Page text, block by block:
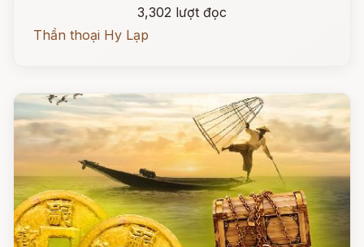
3,302 lượt đọc
Thần thoại Hy Lạp